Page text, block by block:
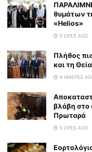
θυμάτων
«Helios»
5 ΏΡΕΣ AGO
Πλήθος
και τη
4 ΗΜΈΡΕΣ
βλάβη στο
Πρωταρά
5 ΏΡΕΣ AGO